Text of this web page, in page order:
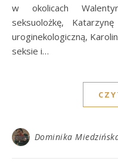
w okolicach
seksuolożkę,
uroginekologiczną,
seksie i…
Dominika